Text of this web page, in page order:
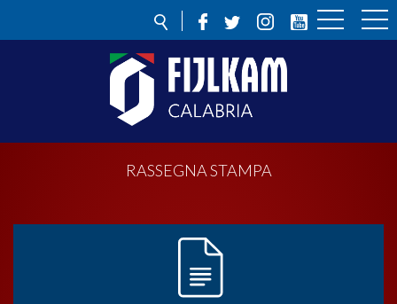
RASSEGNA STAMPA